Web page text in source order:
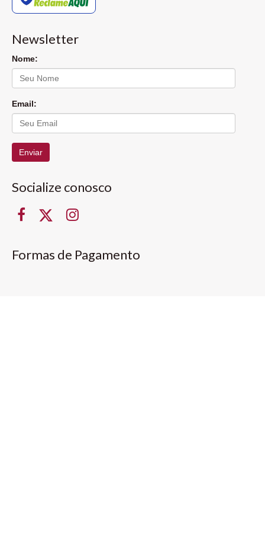
Newsletter
Nome:
Email:
Enviar
Socialize conosco
Formas de Pagamento